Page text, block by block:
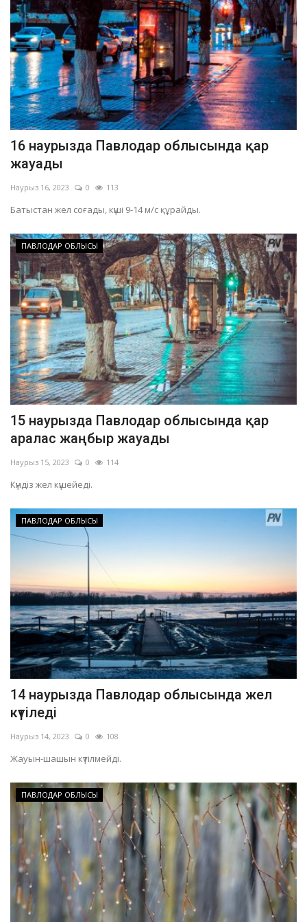
Тілді тандаңыз
Қазақша Русский
16 наурызда Павлодар облысында қар
жауады
Наурыз 16, 2023 0 113
Батыстан жел соғады, күші 9-14 м/с құрайды.
ПАВЛОДАР ОБЛЫСЫ
15 наурызда Павлодар облысында қар
аралас жаңбыр жауады
Наурыз 15, 2023 0 114
Күндіз жел күшейеді.
ПАВЛОДАР ОБЛЫСЫ
14 наурызда Павлодар облысында жел
күтіледі
Наурыз 14, 2023 0 108
Жауын-шашын күтілмейді.
ПАВЛОДАР ОБЛЫСЫ